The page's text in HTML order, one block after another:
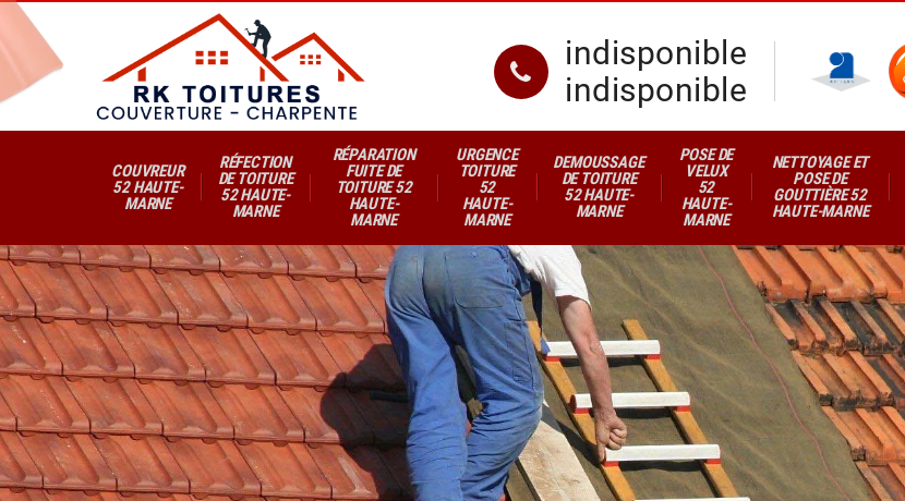
indisponible
indisponible
COUVREUR
52 HAUTE-
MARNE
RÉFECTION
DE TOITURE
52 HAUTE-
MARNE
RÉPARATION
FUITE DE
TOITURE 52
HAUTE-
MARNE
URGENCE
TOITURE
52
HAUTE-
MARNE
DEMOUSSAGE
DE TOITURE
52 HAUTE-
MARNE
POSE DE
VELUX
52
HAUTE-
MARNE
NETTOYAGE ET
POSE DE
GOUTTIÈRE 52
HAUTE-MARNE